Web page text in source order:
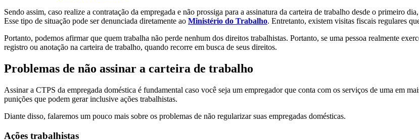
Sendo assim, caso realize a contratação da empregada e não prossiga para a assinatura da carteira de trabalho desde o primeiro
Esse tipo de situação pode ser denunciada diretamente ao Ministério do Trabalho. Entretanto, existem visitas fiscais regulares
Portanto, podemos afirmar que quem trabalha não perde nenhum dos direitos trabalhistas. Portanto, se uma pessoa realmente
registro ou anotação na carteira de trabalho, quando recorre em busca de seus direitos.
Problemas de não assinar a carteira de trabalho
Assinar a CTPS da empregada doméstica é fundamental caso você seja um empregador que conta com os serviços de uma em
punições que podem gerar inclusive ações trabalhistas.
Diante disso, falaremos um pouco mais sobre os problemas de não regularizar suas empregadas domésticas.
Ações trabalhistas